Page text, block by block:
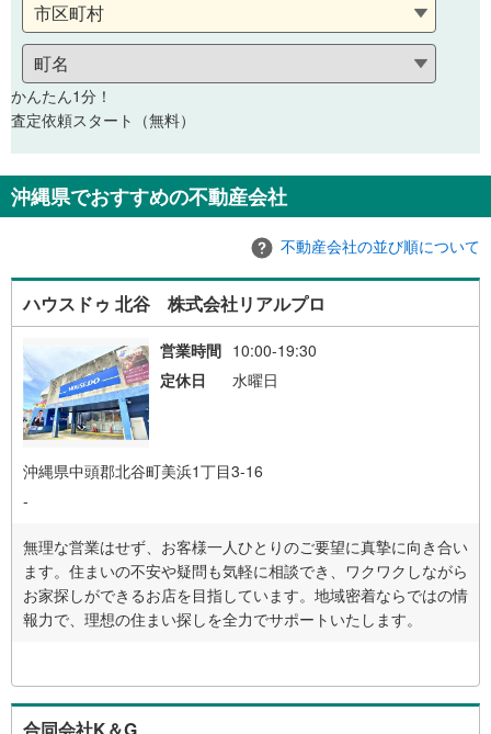
かんたん1分！
査定依頼スタート（無料）
沖縄県でおすすめの不動産会社
不動産会社の並び順について
ハウスドゥ 北谷 株式会社リアルプロ
営業時間 10:00-19:30
定休日
水曜日
沖縄県中頭郡北谷町美浜1丁目3-16
-
無理な営業はせず、お客様一人ひとりのご要望に真摯に向き合い
ます。住まいの不安や疑問も気軽に相談でき、ワクワクしながら
お家探しができるお店を目指しています。地域密着ならではの情
報力で、理想の住まい探しを全力でサポートいたします。
合同会社K＆G